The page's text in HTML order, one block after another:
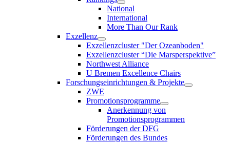
National
International
More Than Our Rank
Exzellenz
Exzellenzcluster "Der Ozeanboden"
Exzellenzcluster “Die Marsperspektive”
Northwest Alliance
U Bremen Excellence Chairs
Forschungseinrichtungen & Projekte
ZWE
Promotionsprogramme
Anerkennung von
Promotionsprogrammen
Förderungen der DFG
Förderungen des Bundes